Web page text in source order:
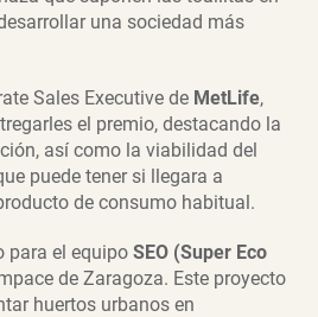
una sociedad más
Sales Executive de MetLife,
el premio, destacando la
así como la viabilidad del
puede tener si llegara a
de consumo habitual.
para el equipo SEO (Super Eco
de Zaragoza. Este proyecto
huertos urbanos en